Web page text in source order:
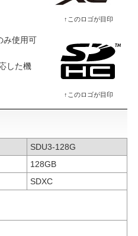
↑このロゴが目印
↑このロゴが目印
み使用可
した機
SDU3-128G
128GB
SDXC